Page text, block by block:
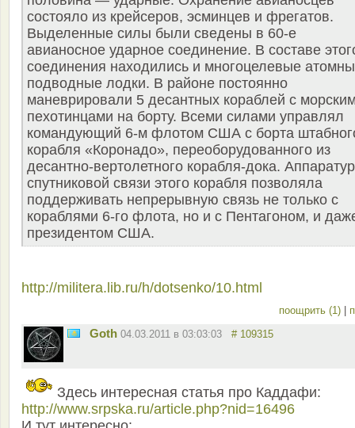
состояло из крейсеров, эсминцев и фрегатов.
Выделенные силы были сведены в 60-е
авианосное ударное соединение. В составе
соединения находились и многоцелевые
подводные лодки. В районе постоянно
маневрировали 5 десантных кораблей с
пехотинцами на борту. Всеми силами управлял
командующий 6-м флотом США с борта
корабля «Коронадо», переоборудованного из
десантно-вертолетного корабля-дока.
спутниковой связи этого корабля позволяла
поддерживать непрерывную связь не только с
кораблями 6-го флота, но и с Пентагоном, и
президентом США.
http://militera.lib.ru/h/dotsenko/10.html
поощрить (1)
Goth 04.03.2011 в 03:03:03 # 109315
Здесь интересная статья про Каддафи:
http://www.srpska.ru/article.php?nid=16496